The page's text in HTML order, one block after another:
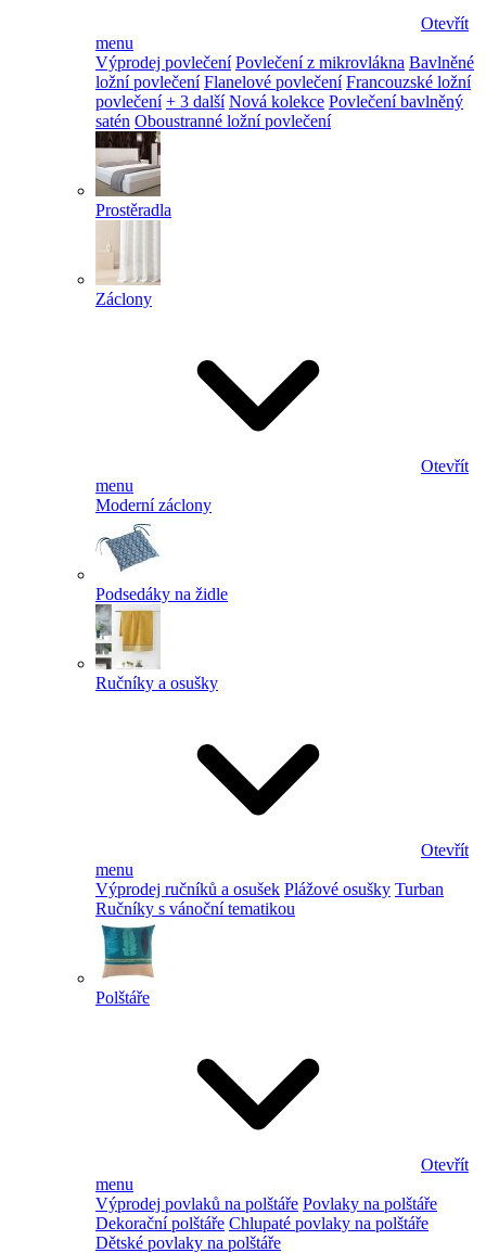
Otevřít
menu
Výprodej povlečení Povlečení z mikrovlákna Bavlněné
ložní povlečení Flanelové povlečení Francouzské ložní
povlečení + 3 další Nová kolekce Povlečení bavlněný
satén Oboustranné ložní povlečení
Prostěradla
Záclony
Otevřít
menu
Moderní záclony
Podsedáky na židle
Ručníky a osušky
Otevřít
menu
Výprodej ručníků a osušek Plážové osušky Turban
Ručníky s vánoční tematikou
Polštáře
Otevřít
menu
Výprodej povlaků na polštáře Povlaky na polštáře
Dekorační polštáře Chlupaté povlaky na polštáře
Dětské povlaky na polštáře